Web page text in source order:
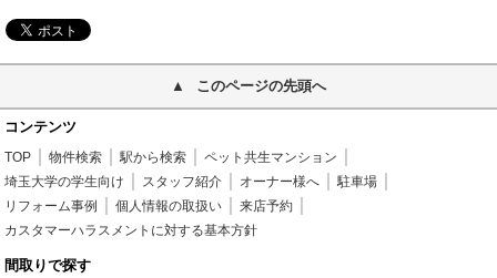
このページの先頭へ
コンテンツ
TOP 物件検索 駅から検索
ペット共生マンション
埼玉大学の学生向け
スタッフ紹介 オーナー様へ
駐車場
リフォーム事例
個人情報の取扱い
来店予約
カスタマーハラスメントに対する基本方針
間取りで探す